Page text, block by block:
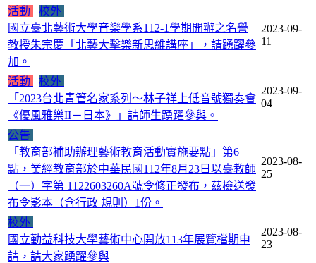
活動
校外
國立臺北藝術大學音樂學系112-1學期開辦之名譽
教授朱宗慶「北藝大擊樂新思維講座」，請踴躍參
加。
2023-09-
11
活動
校外
「2023台北青管名家系列～林子祥上低音號獨奏會
《優風雅樂II－日本》」請師生踴躍參與。
2023-09-
04
公告
「教育部補助辦理藝術教育活動實施要點」第6
點，業經教育部於中華民國112年8月23日以臺教師
（一）字第 1122603260A號令修正發布，茲檢送發
布令影本（含行政 規則）1份。
2023-08-
25
校外
國立勤益科技大學藝術中心開放113年展覽檔期申
請，請大家踴躍參與
2023-08-
23